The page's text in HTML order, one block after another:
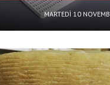
MARTEDÌ 10